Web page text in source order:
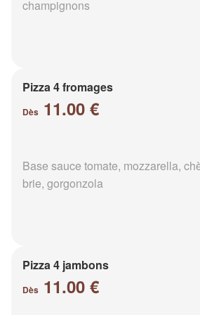
champignons
Pizza 4 fromages
Dès 11.00 €
Base sauce tomate, mozzarella,
brie, gorgonzola
Pizza 4 jambons
Dès 11.00 €